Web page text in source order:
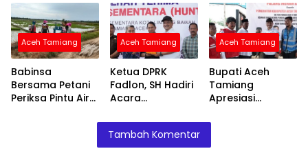
Tinjau Pospol
Babo dan Sumur
Bor Bhayangkari
Peduli
Kapolres AKBP
Robby Ansyari
Fasilitas Atlet
Disabilitas untuk
Ini
Aceh Tamiang
Babinsa
Bersama Petani
Periksa Pintu Air
Aceh Tamiang
Ketua DPRK
Fadlon, SH Hadiri
Acara
Huntara dari
Mercy Malaysia
Aceh Tamiang
Bupati Aceh
Tamiang
Apresiasi
untuk
Pemulihan
Tambah Komentar